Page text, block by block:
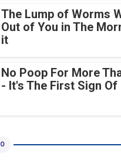
The Lump of Worms
Out of You in The
it
No Poop For More
- It's The First Sign Of
0